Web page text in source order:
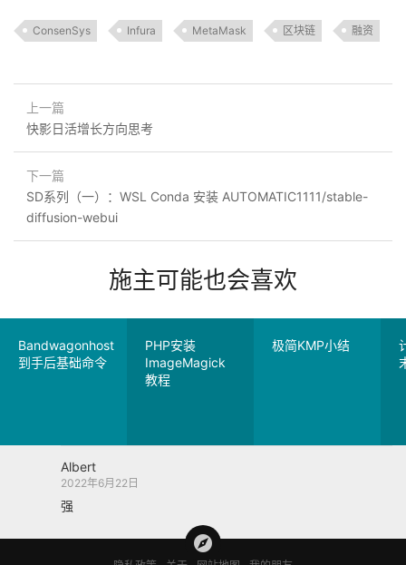
ConsenSys Infura MetaMask 区块链 融资
上一篇
快影日活增长方向思考
下一篇
SD系列（一）：WSL Conda 安装 AUTOMATIC1111/stable-
diffusion-webui
施主可能也会喜欢
Bandwagonhost
到手后基础命令
PHP安装
ImageMagick
教程
极简KMP小结
Albert
2022年6月22日
强